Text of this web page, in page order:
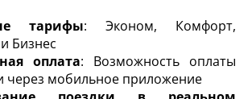
тарифы: Эконом, Комфорт,
Бизнес
оплата: Возможность оплаты
через мобильное приложение